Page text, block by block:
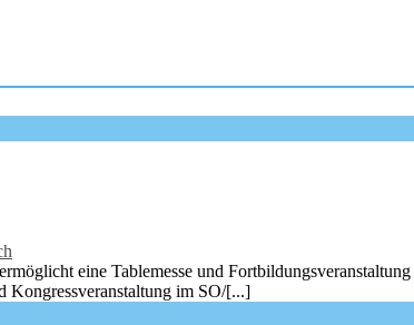
eine Tablemesse und
Kongressveranstaltung im SO/[...]